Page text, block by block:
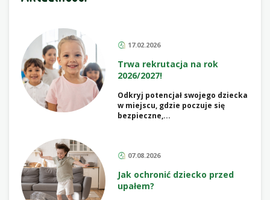
17.02.2026
Trwa rekrutacja na rok
2026/2027!
Odkryj potencjał swojego dziecka
w miejscu, gdzie poczuje się
bezpieczne,...
07.08.2026
Jak ochronić dziecko przed
upałem?